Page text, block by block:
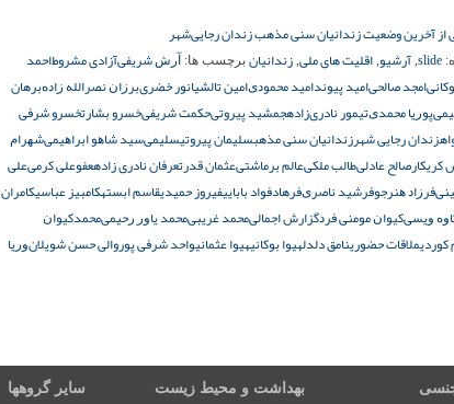
از آخرین وضعیت زندانیان سنی‌ مذهب زندان رجایی‌شهر
slide
, آرشیو, اقلیت های ملی, زندانیان برچسب ها: ﺁﺭﺵ ﺷﺮﯾﻔﯽآزادی مشروطﺍﺣﻤﺪ
ﺍﻣﺠﺪ ﺻﺎﻟﺤﯽﺍﻣﯿﺪ ﭘﯿﻮﻧﺪﺍﻣﯿﺪ ﻣﺤﻤﻮﺩﯼامین تالشیانور خضریﺑﺮﺯﺍﻥ ﻧﺼﺮﺍﻟﻠﻪ ﺯﺍﺩﻩبرهان
ﭘﻮﺭﯾﺎ ﻣﺤﻤﺪﯼتیمور نادری‌زادهجمشید پیروتیﺣﮑﻤﺖ ﺷﺮﯾﻔﯽخسرو بشارتخسرو شرفی
زندان رجایی شهرزندانیان سنی مذهبسلیمان پیروتیسلیمیﺳﯿﺪ ﺷﺎﻫﻮ ﺍﺑﺮﺍﻫﯿﻤﯽﺷﻬﺮﺍﻡ
صالح عادلیﻃﺎﻟﺐ ﻣﻠﮑﯽﻋﺎﻟﻢ ﺑﺮﻣﺎﺷﺘﯽعثمان قدرتعرفان نادری زادهعفوعلی کرمیﻋﻠﯽ
ﻓﺮﺯﺍﺩ ﻫﻨﺮﺟﻮﻓﺮﺷﯿﺪ ﻧﺎﺻﺮﯼفرهادفواد باباییفیروز حمیدیقاسم ابستهکامبیز عباسیکامران
ﻭﯾﺴﯽﮐﯿﻮﺍﻥ ﻣﻮﻣﻨﯽ ﻓﺮﺩگزارش اجمالیﻣﺤﻤﺪ ﻏﺮﯾﺒﯽﻣﺤﻤﺪ ﯾﺎﻭﺭ ﺭﺣﯿﻤﯽﻣﺤﻤﺪﮐﯿﻮﺍﻥ
ملاقات حضورینامق دلدلهیوا بوکانیهیوا عثمانیواحد شرفی پوروالی حسن شویلانﻭﺭﯾﺎ
بهداشت و محیط زیست سایر گروهها